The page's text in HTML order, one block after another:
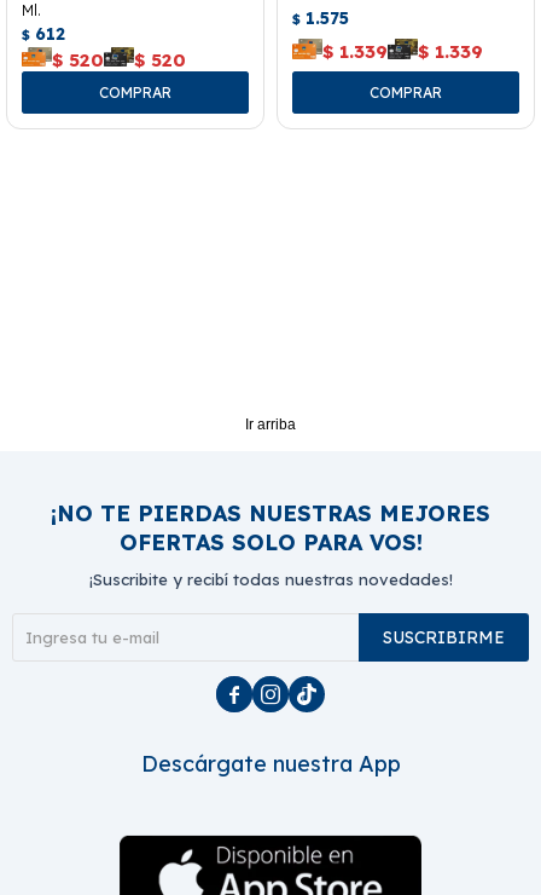
Ml.
$ 612
$ 520 $ 520
$ 1.575
$ 1.339 $ 1.339
Ir arriba
¡NO TE PIERDAS NUESTRAS MEJORES
OFERTAS SOLO PARA VOS!
¡Suscribite y recibí todas nuestras novedades!
SUSCRIBIRME
  
Descárgate nuestra App